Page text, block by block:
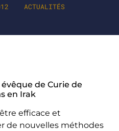
ACTUALITÉS
de Curie de
en Irak
efficace et
de nouvelles méthodes